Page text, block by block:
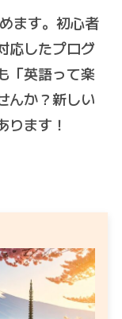
ます。初心者
応したプログ
「英語って楽
んか？新しい
ります！